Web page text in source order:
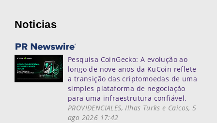
Noticias
Pesquisa CoinGecko: A evolução ao
longo de nove anos da KuCoin reflete
a transição das criptomoedas de uma
simples plataforma de negociação
para uma infraestrutura confiável.
PROVIDENCIALES, Ilhas Turks e Caicos, 5
ago 2026 17:42